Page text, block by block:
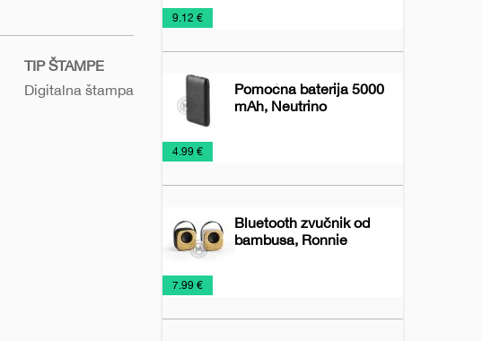
TIP ŠTAMPE
Digitalna štampa
Audio
uređaji
Promo
materijal
Tehnologija
9.12 €
Pomoćna baterija 5000
mAh, Neutrino
Pomoćne
baterije
Tehnologija
4.99 €
Bluetooth zvučnik od
bambusa, Ronnie
Audio
uređaji
Promo
materijal
Tehnologija
7.99 €